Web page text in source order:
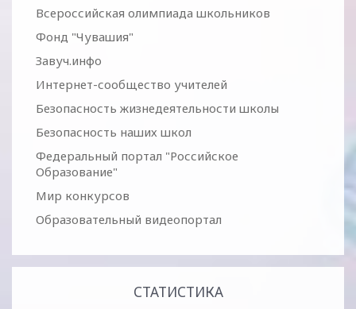
Всероссийская олимпиада школьников
Фонд "Чувашия"
Завуч.инфо
Интернет-сообщество учителей
Безопасность жизнедеятельности школы
Безопасность наших школ
Федеральный портал "Российское
Образование"
Мир конкурсов
Образовательный видеопортал
СТАТИСТИКА